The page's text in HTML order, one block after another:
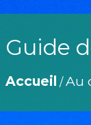
Guide
Accueil /Au